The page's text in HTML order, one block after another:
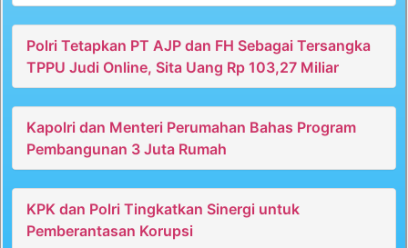
Polri Tetapkan PT AJP dan FH Sebagai Tersangka
TPPU Judi Online, Sita Uang Rp 103,27 Miliar
Kapolri dan Menteri Perumahan Bahas Program
Pembangunan 3 Juta Rumah
KPK dan Polri Tingkatkan Sinergi untuk
Pemberantasan Korupsi